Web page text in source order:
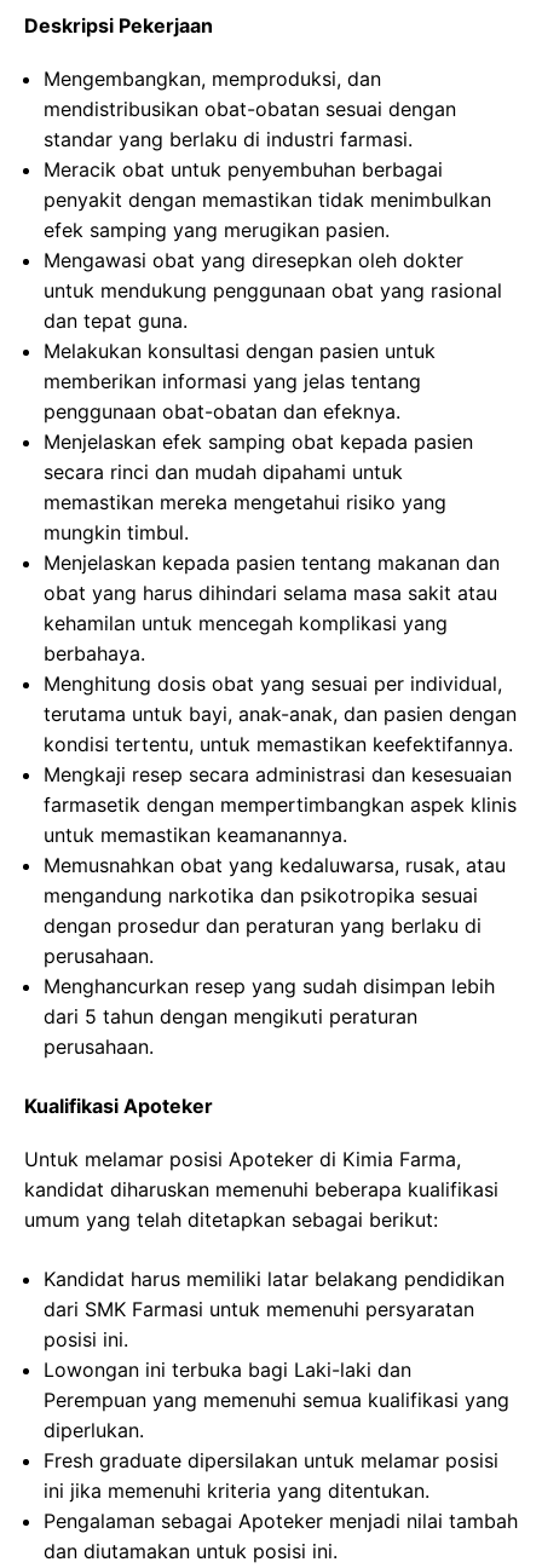
Deskripsi Pekerjaan
Mengembangkan, memproduksi, dan
mendistribusikan obat-obatan sesuai dengan
standar yang berlaku di industri farmasi.
Meracik obat untuk penyembuhan berbagai
penyakit dengan memastikan tidak menimbulkan
efek samping yang merugikan pasien.
Mengawasi obat yang diresepkan oleh dokter
untuk mendukung penggunaan obat yang rasional
dan tepat guna.
Melakukan konsultasi dengan pasien untuk
memberikan informasi yang jelas tentang
penggunaan obat-obatan dan efeknya.
Menjelaskan efek samping obat kepada pasien
secara rinci dan mudah dipahami untuk
memastikan mereka mengetahui risiko yang
mungkin timbul.
Menjelaskan kepada pasien tentang makanan dan
obat yang harus dihindari selama masa sakit atau
kehamilan untuk mencegah komplikasi yang
berbahaya.
Menghitung dosis obat yang sesuai per individual,
terutama untuk bayi, anak-anak, dan pasien dengan
kondisi tertentu, untuk memastikan keefektifannya.
Mengkaji resep secara administrasi dan kesesuaian
farmasetik dengan mempertimbangkan aspek klinis
untuk memastikan keamanannya.
Memusnahkan obat yang kedaluwarsa, rusak, atau
mengandung narkotika dan psikotropika sesuai
dengan prosedur dan peraturan yang berlaku di
perusahaan.
Menghancurkan resep yang sudah disimpan lebih
dari 5 tahun dengan mengikuti peraturan
perusahaan.
Kualifikasi Apoteker
Untuk melamar posisi Apoteker di Kimia Farma,
kandidat diharuskan memenuhi beberapa kualifikasi
umum yang telah ditetapkan sebagai berikut:
Kandidat harus memiliki latar belakang pendidikan
dari SMK Farmasi untuk memenuhi persyaratan
posisi ini.
Lowongan ini terbuka bagi Laki-laki dan
Perempuan yang memenuhi semua kualifikasi yang
diperlukan.
Fresh graduate dipersilakan untuk melamar posisi
ini jika memenuhi kriteria yang ditentukan.
Pengalaman sebagai Apoteker menjadi nilai tambah
dan diutamakan untuk posisi ini.